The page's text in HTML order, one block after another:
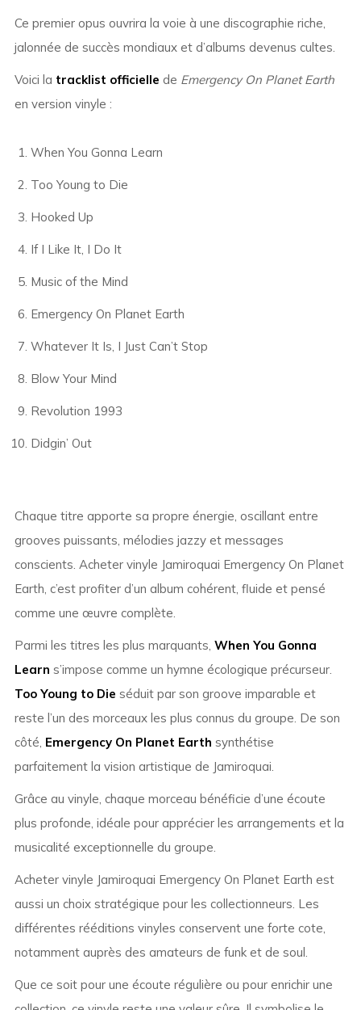
Ce premier opus ouvrira la voie à une discographie riche,
jalonnée de succès mondiaux et d’albums devenus cultes.
Voici la tracklist officielle de Emergency On Planet Earth
en version vinyle :
When You Gonna Learn
Too Young to Die
Hooked Up
If I Like It, I Do It
Music of the Mind
Emergency On Planet Earth
Whatever It Is, I Just Can’t Stop
Blow Your Mind
Revolution 1993
Didgin’ Out
Chaque titre apporte sa propre énergie, oscillant entre
grooves puissants, mélodies jazzy et messages
conscients. Acheter vinyle Jamiroquai Emergency On Planet
Earth, c’est profiter d’un album cohérent, fluide et pensé
comme une œuvre complète.
Parmi les titres les plus marquants, When You Gonna
Learn s’impose comme un hymne écologique précurseur.
Too Young to Die séduit par son groove imparable et
reste l’un des morceaux les plus connus du groupe. De son
côté, Emergency On Planet Earth synthétise
parfaitement la vision artistique de Jamiroquai.
Grâce au vinyle, chaque morceau bénéficie d’une écoute
plus profonde, idéale pour apprécier les arrangements et la
musicalité exceptionnelle du groupe.
Acheter vinyle Jamiroquai Emergency On Planet Earth est
aussi un choix stratégique pour les collectionneurs. Les
différentes rééditions vinyles conservent une forte cote,
notamment auprès des amateurs de funk et de soul.
Que ce soit pour une écoute régulière ou pour enrichir une